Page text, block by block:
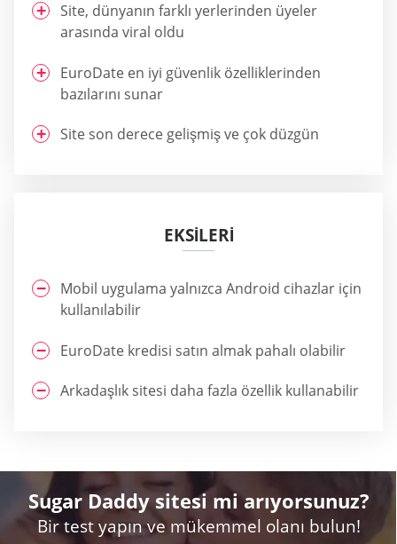
Site, dünyanın farklı yerlerinden üyeler
arasında viral oldu
EuroDate en iyi güvenlik özelliklerinden
bazılarını sunar
Site son derece gelişmiş ve çok düzgün
EKSİLERİ
Mobil uygulama yalnızca Android cihazlar için
kullanılabilir
EuroDate kredisi satın almak pahalı olabilir
Arkadaşlık sitesi daha fazla özellik kullanabilir
Sugar Daddy sitesi mi arıyorsunuz?
Bir test yapın ve mükemmel olanı bulun!